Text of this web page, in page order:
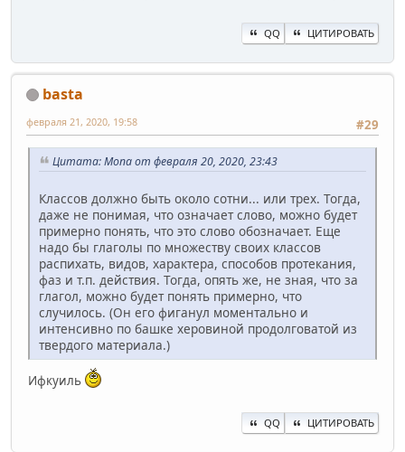
QQ ЦИТИРОВАТЬ
basta
#29
февраля 21, 2020, 19:58
Цитата: Mona от февраля 20, 2020, 23:43
Классов должно быть около сотни... или трех. Тогда,
даже не понимая, что означает слово, можно будет
примерно понять, что это слово обозначает. Еще
надо бы глаголы по множеству своих классов
распихать, видов, характера, способов протекания,
фаз и т.п. действия. Тогда, опять же, не зная, что за
глагол, можно будет понять примерно, что
случилось. (Он его фиганул моментально и
интенсивно по башке херовиной продолговатой из
твердого материала.)
Ифкуиль
QQ ЦИТИРОВАТЬ